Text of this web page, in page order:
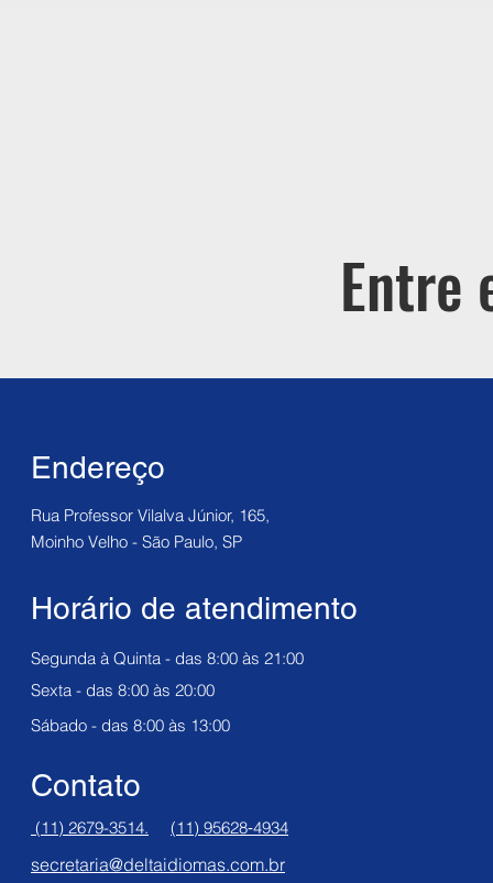
Entre
Endereço
Rua Professor Vilalva Júnior, 165,
Moinho Velho - São Paulo, SP
Horário de atendimento
Segunda à Quinta - das 8:00 às 21:00
Sexta - das 8:00 às 20:00
Sábado - das 8:00 às 13:00
Contato
(11) 2679-3514. (11) 95628‑4934‬
secretaria@deltaidiomas.com.br